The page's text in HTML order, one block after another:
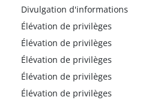
Divulgation d'informations
Élévation de privilèges
Élévation de privilèges
Élévation de privilèges
Élévation de privilèges
Élévation de privilèges